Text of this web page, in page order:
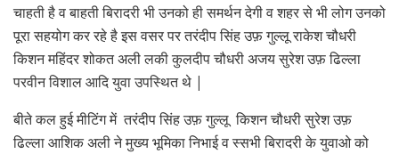
चाहती है व बाहती बिरादरी भी उनको ही समर्थन देगी व शहर से भी लोग उनको
पूरा सहयोग कर रहे है इस वसर पर तरंदीप सिंह उफ़ गुल्लू राकेश चौधरी
किशन महिंदर शोकत अली लकी कुलदीप चौधरी अजय सुरेश उफ़ ढिल्ला
परवीन विशाल आदि युवा उपस्थित थे |
बीते कल हुई मीटिंग में तरंदीप सिंह उफ़ गुल्लू किशन चौधरी सुरेश उफ़
ढिल्ला आशिक अली ने मुख्य भूमिका निभाई व स्सभी बिरादरी के युवाओ को